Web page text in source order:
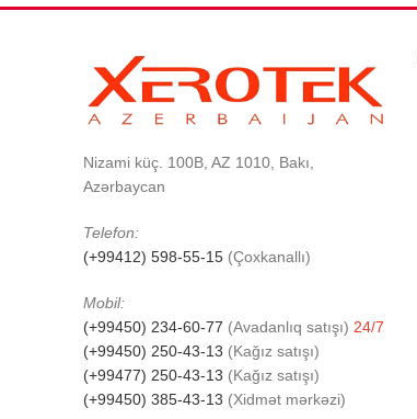
Nizami küç. 100B, AZ 1010, Bakı,
Azərbaycan
Telefon:
(+99412) 598-55-15 (Çoxkanallı)
Mobil:
(+99450) 234-60-77 (Avadanlıq satışı) 24/7
(+99450) 250-43-13 (Kağız satışı)
(+99477) 250-43-13 (Kağız satışı)
(+99450) 385-43-13 (Xidmət mərkəzi)